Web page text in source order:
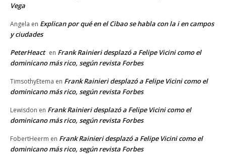
Vega
Angela en Explican por qué en el Cibao se habla con la i en campos
y ciudades
PeterHeact en Frank Rainieri desplazó a Felipe Vicini como el
dominicano más rico, según revista Forbes
TimsothyEtema en Frank Rainieri desplazó a Felipe Vicini como el
dominicano más rico, según revista Forbes
Lewisdon en Frank Rainieri desplazó a Felipe Vicini como el
dominicano más rico, según revista Forbes
FobertHeerm en Frank Rainieri desplazó a Felipe Vicini como el
dominicano más rico, según revista Forbes